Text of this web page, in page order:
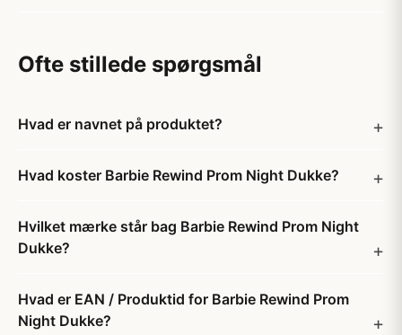
Ofte stillede spørgsmål
Hvad er navnet på produktet?
Hvad koster Barbie Rewind Prom Night Dukke?
Hvilket mærke står bag Barbie Rewind Prom Night
Dukke?
Hvad er EAN / Produktid for Barbie Rewind Prom
Night Dukke?